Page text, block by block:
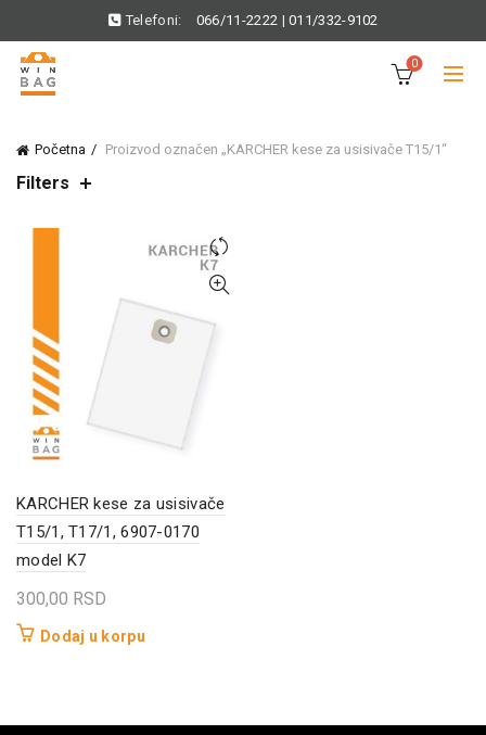
Telefoni: 066/11-2222 |011/332-9102
0
Početna Proizvod označen „KARCHER kese za usisivače T15/1“
Filters
KARCHER kese za usisivače
T15/1, T17/1, 6907-0170
model K7
300,00 RSD
Dodaj u korpu